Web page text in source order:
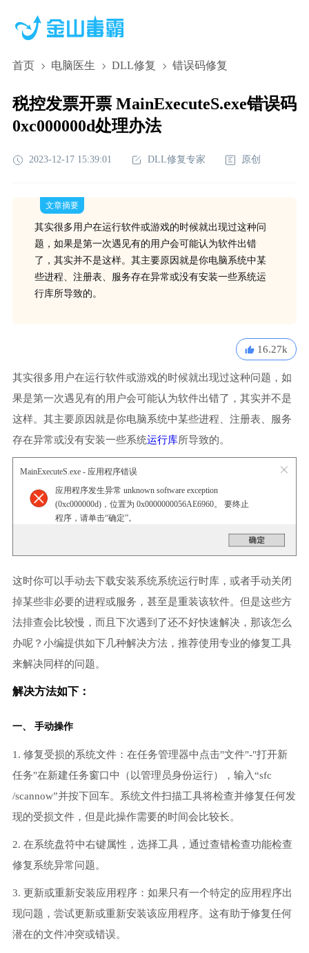
首页 电脑医生 DLL修复 错误码修复
税控发票开票 MainExecuteS.exe错误码
0xc000000d处理办法
2023-12-17 15:39:01 DLL修复专家 原创
文章摘要
其实很多用户在运行软件或游戏的时候就出现过这种问
题，如果是第一次遇见有的用户会可能认为软件出错
了，其实并不是这样。其主要原因就是你电脑系统中某
些进程、注册表、服务存在异常或没有安装一些系统运
行库所导致的。
16.27k
其实很多用户在运行软件或游戏的时候就出现过这种问题，如
果是第一次遇见有的用户会可能认为软件出错了，其实并不是
这样。其主要原因就是你电脑系统中某些进程、注册表、服务
存在异常或没有安装一些系统运行库所导致的。
MainExecuteS.exe - 应用程序错误
应用程序发生异常 unknown software exception
(0xc000000d)，位置为 0x0000000056AE6960。 要终止
程序，请单击“确定”。
这时你可以手动去下载安装系统系统运行时库，或者手动关闭
掉某些非必要的进程或服务，甚至是重装该软件。但是这些方
法排查会比较慢，而且下次遇到了还不好快速解决，那该怎么
办呢？小编提供如下几种解决方法，推荐使用专业的修复工具
来解决同样的问题。
解决方法如下：
一、 手动操作
1. 修复受损的系统文件：在任务管理器中点击"文件"-"打开新
任务"在新建任务窗口中（以管理员身份运行），输入“sfc
/scannow”并按下回车。系统文件扫描工具将检查并修复任何发
现的受损文件，但是此操作需要的时间会比较长。
2. 在系统盘符中右键属性，选择工具，通过查错检查功能检查
修复系统异常问题。
3. 更新或重新安装应用程序：如果只有一个特定的应用程序出
现问题，尝试更新或重新安装该应用程序。这有助于修复任何
潜在的文件冲突或错误。